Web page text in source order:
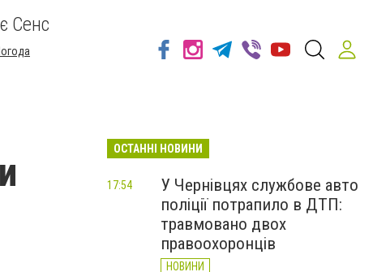
Сенс
ОСТАННІ НОВИНИ
У Чернівцях службове авто
поліції потрапило в ДТП:
травмовано двох
правоохоронців
НОВИНИ
17:54